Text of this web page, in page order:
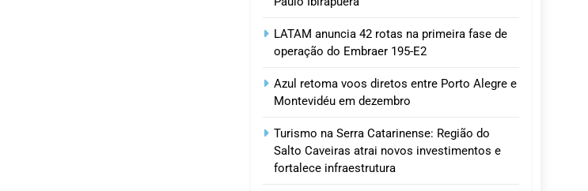
LATAM anuncia 42 rotas na primeira fase de
operação do Embraer 195-E2
Azul retoma voos diretos entre Porto Alegre e
Montevidéu em dezembro
Turismo na Serra Catarinense: Região do
Salto Caveiras atrai novos investimentos e
fortalece infraestrutura